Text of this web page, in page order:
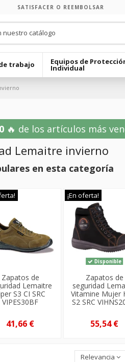
SATISFACER O REEMBOLSAR
trabajo Equipos de
Individual
🔥 de los artículos más
Lemaitre invierno
en esta categoría
Zapatos de
Lemaitre
S3 CI SRC
VIPES30BF
41,66 €
¡En oferta!
Disponible
Zapatos de
seguridad
Vitamine Mujer
S2 SRC
55,54 €
Relevancia